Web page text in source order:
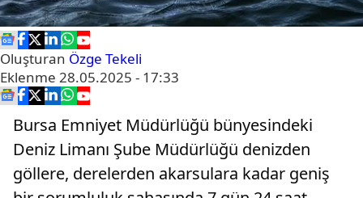
Oluşturan Özge Tekeli
Eklenme 28.05.2025 - 17:33
Bursa Emniyet Müdürlüğü bünyesindeki
Deniz Limanı Şube Müdürlüğü denizden
göllere, derelerden akarsulara kadar geniş